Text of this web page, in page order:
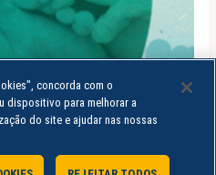
concorda com o
dispositivo para melhorar a
do site e ajudar nas nossas